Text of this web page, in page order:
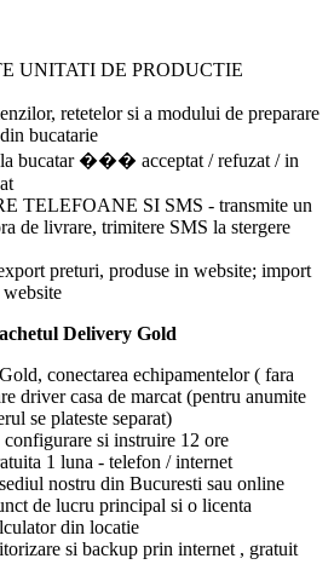
UNITATI DE PRODUCTIE
retetelor si a modului de preparare
bucatarie
la bucatar ��� acceptat / refuzat / in
TELEFOANE SI SMS - transmite un
de livrare, trimitere SMS la stergere
preturi, produse in website; import
Delivery Gold
conectarea echipamentelor ( fara
driver casa de marcat (pentru anumite
se plateste separat)
si instruire 12 ore
1 luna - telefon / internet
nostru din Bucuresti sau online
de lucru principal si o licenta
din locatie
si backup prin internet , gratuit